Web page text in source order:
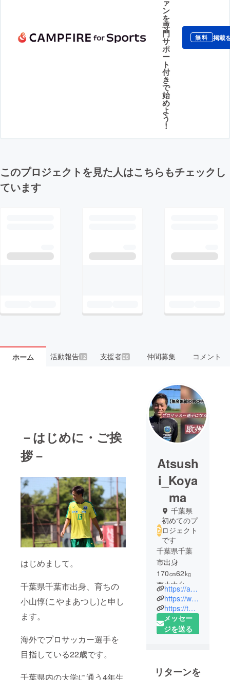
ァ
ン
を
専
門
サ
ポ
ー
ト
付
き
で
始
め
よ
う
！
無料 掲載
このプロジェクトを見た人はこちらもチェックし
ています
ホーム 活動報告12 支援者 28 仲間募集 コメント
－はじめに・ご挨
拶－
はじめまして。
千葉県千葉市出身、育ちの
小山惇(こやまあつし)と申し
ます。
海外でプロサッカー選手を
目指している22歳です。
千葉県内の大学に通う4年生
Atsush
i_Koya
ma
千葉県
初めてのプ
ロジェクト
です
千葉県千葉
市出身
170㎝62㎏
西小中台
FC→花園中
学校→習志
野高校→FC
千葉なのは
https://atsuyamablog.com/
https://www.youtube.com/c/atsuyamablog
https://twitter.com/rmsusm2h
メッセー
ジを送る
リターンを